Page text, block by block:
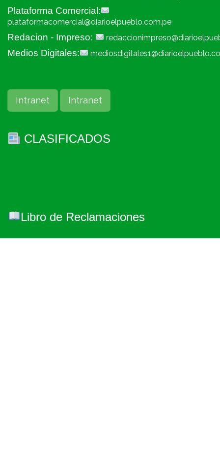
Plataforma Comercial:
plataformacomercial@diarioelpueblo.com.pe
Redacion - Impreso:
Medios Digitales:
Intranet Intranet
CLASIFICADOS
Libro de Reclamaciones